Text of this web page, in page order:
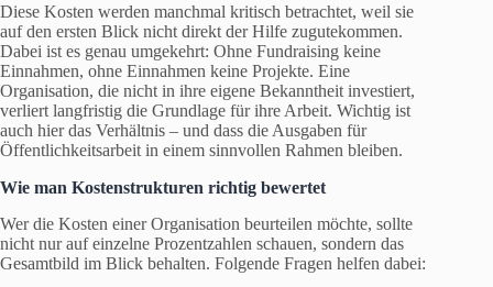
Diese Kosten werden manchmal kritisch betrachtet, weil sie
auf den ersten Blick nicht direkt der Hilfe zugutekommen.
Dabei ist es genau umgekehrt: Ohne Fundraising keine
Einnahmen, ohne Einnahmen keine Projekte. Eine
Organisation, die nicht in ihre eigene Bekanntheit investiert,
verliert langfristig die Grundlage für ihre Arbeit. Wichtig ist
auch hier das Verhältnis – und dass die Ausgaben für
Öffentlichkeitsarbeit in einem sinnvollen Rahmen bleiben.
Wie man Kostenstrukturen richtig bewertet
Wer die Kosten einer Organisation beurteilen möchte, sollte
nicht nur auf einzelne Prozentzahlen schauen, sondern das
Gesamtbild im Blick behalten. Folgende Fragen helfen dabei: